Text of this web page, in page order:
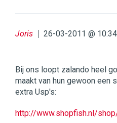
Joris 26-03-2011 @ 10:34
Bij ons loopt zalando heel
maakt van hun gewoon een
extra Usp's:
http://www.shopfish.nl/